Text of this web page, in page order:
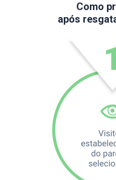
Como
após